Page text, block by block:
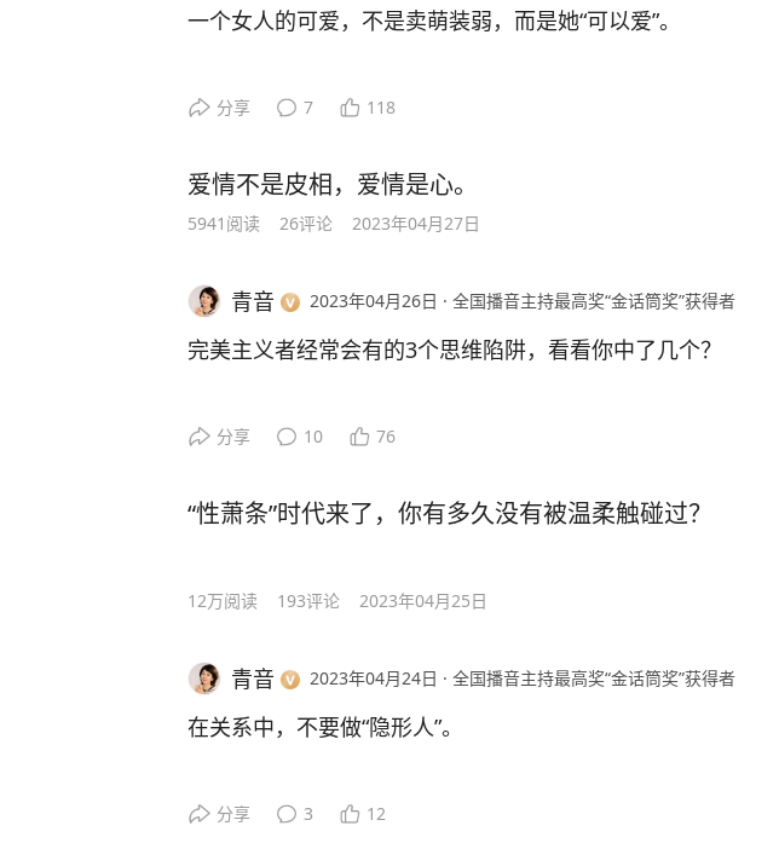
三个人，甚至好几个人的准备。”
只有你们两个，前任存在过就是存在过，你是不可能抹掉这一
的！你非要抹掉，那就是任性。”
“那不抹掉怎么开始新生活呢？难道心里装着对前任的情感跟现
活吗？这估计谁都受不了吧！”我有点替她打抱不平。
代！
我要用我们新的生活、新的幸福来覆盖他之前的经历，五年来
你知道吗？我丈夫有时候会因为我们在一起太幸福了而落泪，
一个女人的可爱，不是卖萌装弱，而是她“可以爱”。
起。
那些能量满满的人自然而然就会被能量满满的她吸引到身旁。
#爱自己#
分享 7 118
爱情不是皮相，爱情是心。
5941 阅读 26评论 2023年04月27日
青音 2023年04月26日 · 全国播音主持最高奖“金话筒奖”获得者
完美主义者经常会有的3个思维陷阱，看看你中了几个？
做事情的时候，这种想法会严重影响他们的行为。
完美主义者通常会想，我要是在工作中犯错了，“我的同事们肯
分享 10 76
“性萧条”时代来了，你有多久没有被温柔触碰过？
12万阅读 193评论 2023年04月25日
青音 2023年04月24日 · 全国播音主持最高奖“金话筒奖”获得者
在关系中，不要做“隐形人”。
线和边界是什么，
分享 3 12